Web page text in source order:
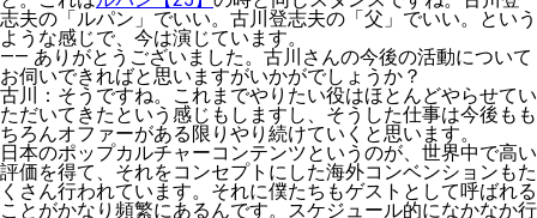
志夫の「ルパン」でいい。古川登志夫の「父」でいい。という
ような感じで、今は演じています。
—— ありがとうございました。古川さんの今後の活動について
お伺いできればと思いますがいかがでしょうか？
古川
：そうですね。これまでやりたい役はほとんどやらせてい
ただいてきたという感じもしますし、そうした仕事は今後もも
ちろんオファーがある限りやり続けていくと思います。
日本のポップカルチャーコンテンツというのが、世界中で高い
評価を得て、それをコンセプトにした海外コンベンションもた
くさん行われています。それに僕たちもゲストとして呼ばれる
ことがかなり頻繁にあるんです。スケジュール的になかなか行